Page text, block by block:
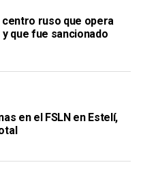
centro ruso que opera
que fue sancionado
en el FSLN en Estelí,